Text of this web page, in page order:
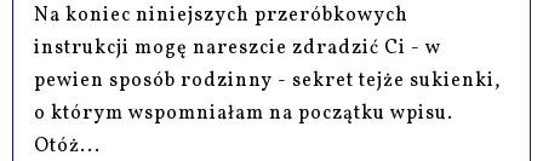
Na koniec niniejszych przeróbkowych
instrukcji mogę nareszcie zdradzić Ci - w
pewien sposób rodzinny - sekret tejże sukienki,
o którym wspomniałam na początku wpisu.
Otóż...